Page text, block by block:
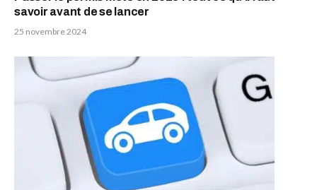
savoir avant de se lancer
25 novembre 2024